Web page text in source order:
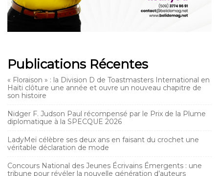
Publications Récentes
« Floraison » : la Division D de Toastmasters International en
Haïti clôture une année et ouvre un nouveau chapitre de
son histoire
Nidger F. Judson Paul récompensé par le Prix de la Plume
diplomatique à la SPECQUE 2026
LadyMeï célèbre ses deux ans en faisant du crochet une
véritable déclaration de mode
Concours National des Jeunes Écrivains Émergents : une
tribune pour révéler la nouvelle génération d’auteurs